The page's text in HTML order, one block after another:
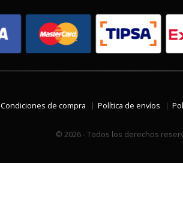
Condiciones de compra Política de envíos
© 2026 - Todos los derechos